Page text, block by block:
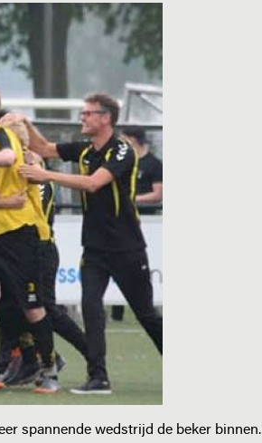
spannende wedstrijd de beker binnen.